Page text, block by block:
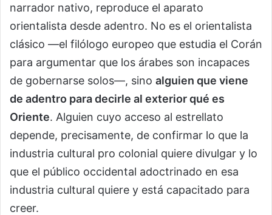
narrador nativo, reproduce el aparato
orientalista desde adentro. No es el orientalista
clásico —el filólogo europeo que estudia el Corán
para argumentar que los árabes son incapaces
de gobernarse solos—, sino alguien que viene
de adentro para decirle al exterior qué es
Oriente. Alguien cuyo acceso al estrellato
depende, precisamente, de confirmar lo que la
industria cultural pro colonial quiere divulgar y lo
que el público occidental adoctrinado en esa
industria cultural quiere y está capacitado para
creer.